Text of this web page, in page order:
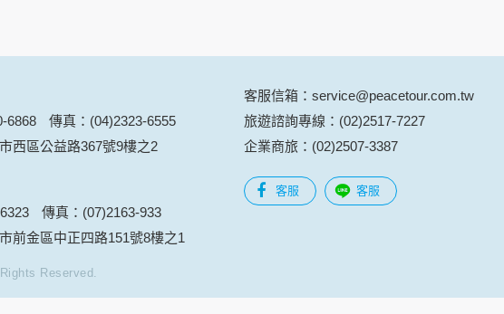
性別、行業等相關資料，當您註冊成功，並登入使用我們的
的 IP 位址、使用時間、使用的瀏覽器、瀏覽及點選資料紀
非您願意告知您的個人資料，否則本網站不會也無法將此
資料。對於您主動提供的個人資訊，這些廣告廠商、或連結
或電子郵件上註明是由本公司發送，也會在該資料或電子
6868
傳真：(04)2323-6555
西區公益路367號9樓之2
傳真：(07)2163-933
前金區中正四路151號8樓之1
客服信箱：service@peacetour.com.tw
旅遊諮詢專線：(02)2517-7227
企業商旅：(02)2507-3387
客服 客服
Reserved.